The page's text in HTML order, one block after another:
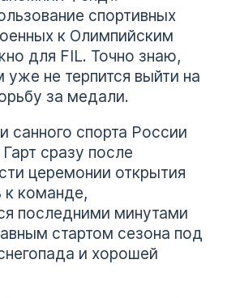
спортивных
к Олимпийским
для FIL. Точно знаю,
уже не терпится выйти на
за медали.
санного спорта России
сразу после
церемонии открытия
к команде,
последними минутами
стартом сезона под
и хорошей